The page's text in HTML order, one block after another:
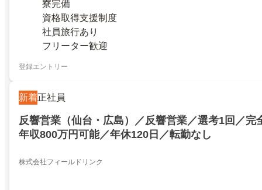
寮完備
資格取得支援制度
社員旅行あり
フリーター歓迎
登録エントリー
新着正社員
反響営業（仙台・広島）／反響営業／選考1回／完
年収800万円可能／年休120日／転勤なし
株式会社フィールドリンク